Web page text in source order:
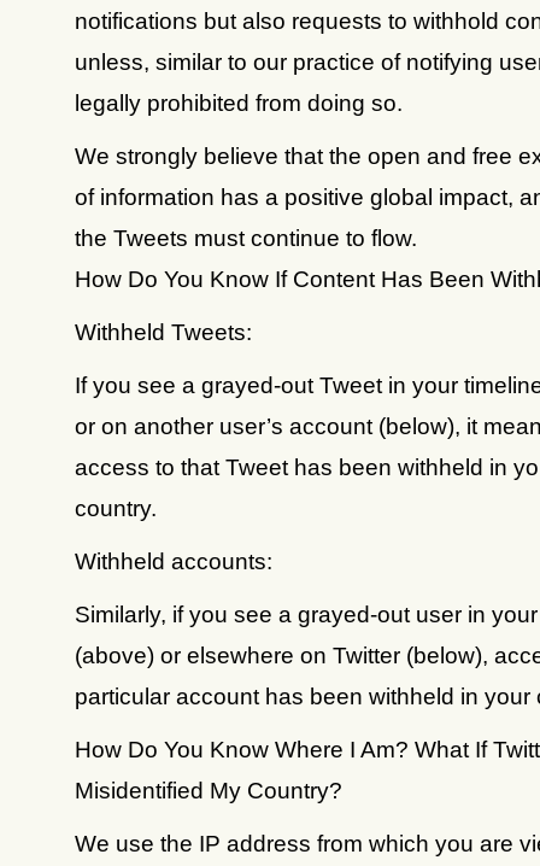
notifications but also requests to withhold
unless, similar to our practice of notifying
legally prohibited from doing so.
We strongly believe that the open and free
of information has a positive global impact,
the Tweets must continue to flow.
How Do You Know If Content Has Been
Withheld Tweets:
If you see a grayed-out Tweet in your
or on another user’s account (below), it
access to that Tweet has been withheld in
country.
Withheld accounts:
Similarly, if you see a grayed-out user in
(above) or elsewhere on Twitter (below),
particular account has been withheld in your
How Do You Know Where I Am? What If
Misidentified My Country?
We use the IP address from which you are